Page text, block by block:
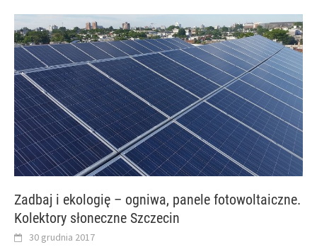
Zadbaj i ekologię – ogniwa, panele fotowoltaiczne.
Kolektory słoneczne Szczecin
30 grudnia 2017